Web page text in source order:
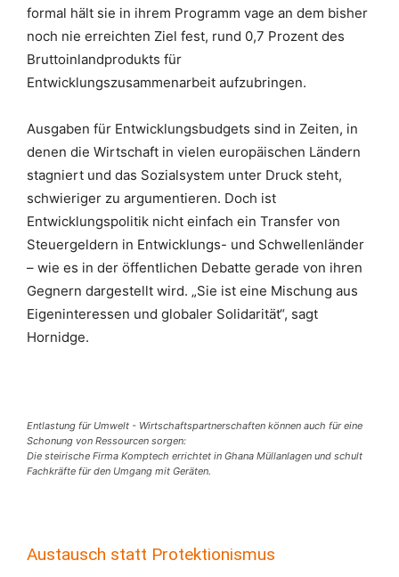
formal hält sie in ihrem Programm vage an dem bisher
noch nie erreichten Ziel fest, rund 0,7 Prozent des
Bruttoinlandprodukts für
Entwicklungszusammenarbeit aufzubringen.
Ausgaben für Entwicklungsbudgets sind in Zeiten, in
denen die Wirtschaft in vielen europäischen Ländern
stagniert und das Sozialsystem unter Druck steht,
schwieriger zu argumentieren. Doch ist
Entwicklungspolitik nicht einfach ein Transfer von
Steuergeldern in Entwicklungs- und Schwellenländer
– wie es in der öffentlichen Debatte gerade von ihren
Gegnern dargestellt wird. „Sie ist eine Mischung aus
Eigeninteressen und globaler Solidarität“, sagt
Hornidge.
Entlastung für Umwelt - Wirtschaftspartnerschaften können auch für eine
Schonung von Ressourcen sorgen:
Die steirische Firma Komptech errichtet in Ghana Müllanlagen und schult
Fachkräfte für den Umgang mit Geräten.
Austausch statt Protektionismus